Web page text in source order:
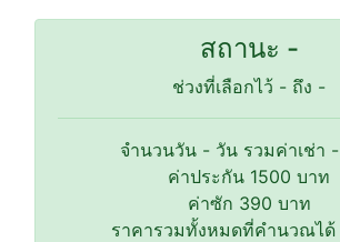
สถานะ -
ช่วงที่เลือกไว้ - ถึง -
จำนวนวัน - วัน รวมค่าเช่า -
ค่าประกัน 1500 บาท
ค่าซัก 390 บาท
ราคารวมทั้งหมดที่คำนวณได้